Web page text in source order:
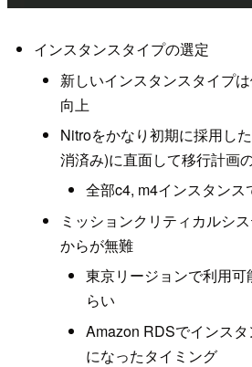
インスタンスタイプの選定
新しいインスタンスタイプ
向上
Nitroをかなり初期に採用し
消済み)に直面して移行計画
全部c4, m4インスタンス
ミッションクリティカルシ
からが無難
東京リージョンで利用可
らい
Amazon RDSでインス
になったタイミング